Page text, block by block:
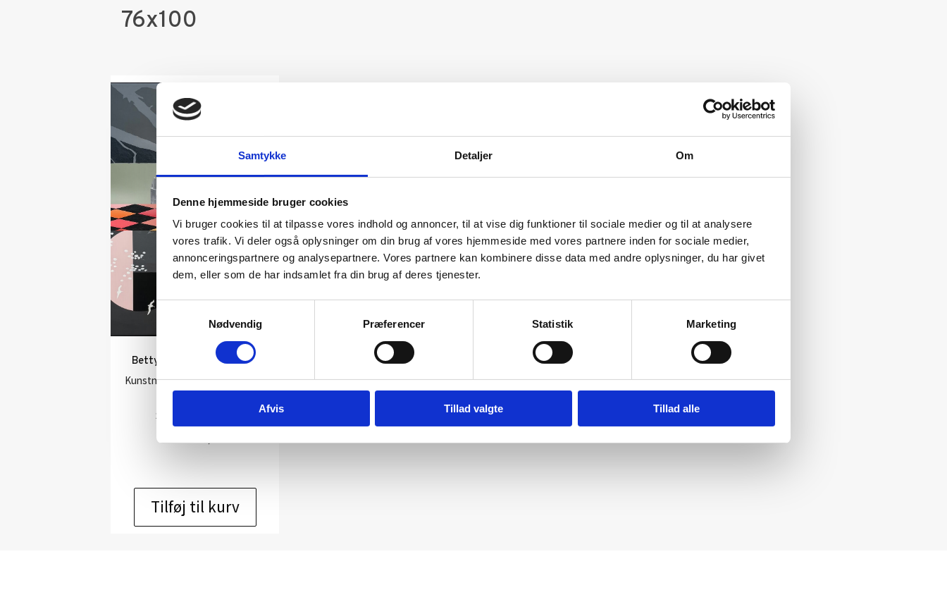
Samtykke Detaljer Om
Denne hjemmeside bruger cookies
Vi bruger cookies til at tilpasse vores indhold og annoncer, til at vise dig funktioner til sociale medier og til at analysere
vores trafik. Vi deler også oplysninger om din brug af vores hjemmeside med vores partnere inden for sociale medier,
annonceringspartnere og analysepartnere. Vores partnere kan kombinere disse data med andre oplysninger, du har givet
dem, eller som de har indsamlet fra din brug af deres tjenester.
Samtykkevalg
Nødvendig
Præferencer Statistik Marketing
Afvis Tillad valgte Tillad alle
76x100
Betty Cristine Fog: No. 62
Kunstner: Diverse kunstnere –
Størrelse:
Tilføj til kurv